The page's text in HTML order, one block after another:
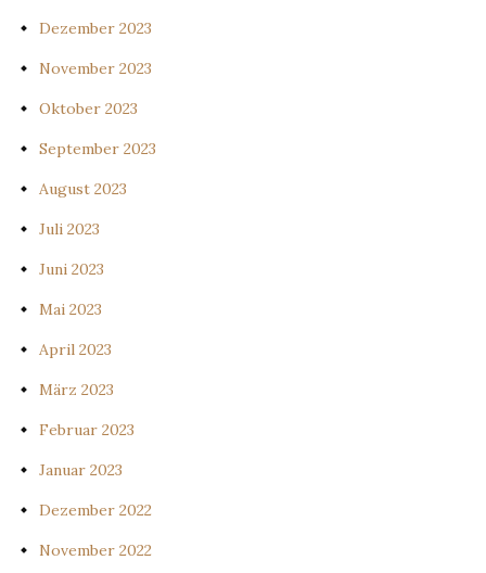
Dezember 2023
November 2023
Oktober 2023
September 2023
August 2023
Juli 2023
Juni 2023
Mai 2023
April 2023
März 2023
Februar 2023
Januar 2023
Dezember 2022
November 2022